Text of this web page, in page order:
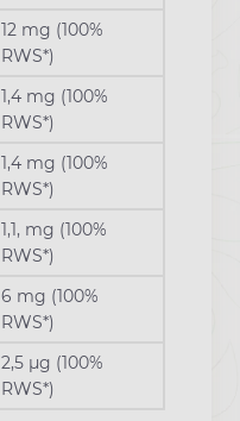
12 mg (100%
RWS*)
1,4 mg (100%
RWS*)
1,4 mg (100%
RWS*)
1,1, mg (100%
RWS*)
6 mg (100%
RWS*)
2,5 µg (100%
RWS*)